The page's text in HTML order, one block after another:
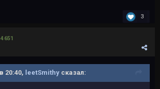
3
651
20:40, leetSmithy сказал: